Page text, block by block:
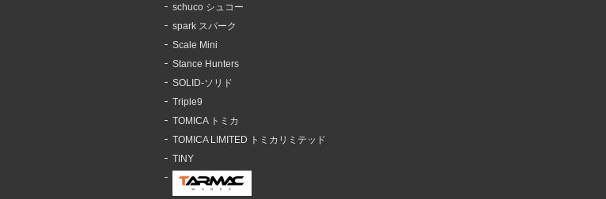
schuco シュコー
spark スパーク
Scale Mini
Stance Hunters
SOLID-ソリド
Triple9
TOMICA トミカ
TOMICA LIMITED トミカリミテッド
TINY